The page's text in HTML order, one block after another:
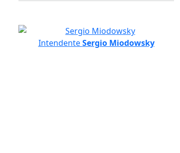
IntendenteSergio Miodowsky